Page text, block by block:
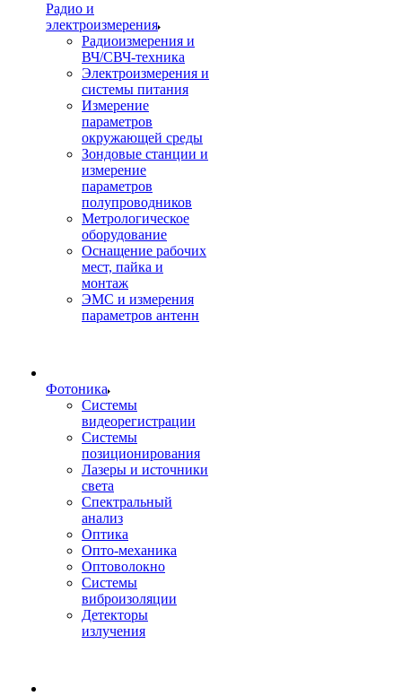
Радио и
электроизмерения
Радиоизмерения и
ВЧ/СВЧ-техника
Электроизмерения и
системы питания
Измерение
параметров
окружающей среды
Зондовые станции и
измерение
параметров
полупроводников
Метрологическое
оборудование
Оснащение рабочих
мест, пайка и
монтаж
ЭМС и измерения
параметров антенн
Фотоника
Cистемы
видеорегистрации
Системы
позиционирования
Лазеры и источники
света
Спектральный
анализ
Оптика
Опто-механика
Оптоволокно
Системы
виброизоляции
Детекторы
излучения